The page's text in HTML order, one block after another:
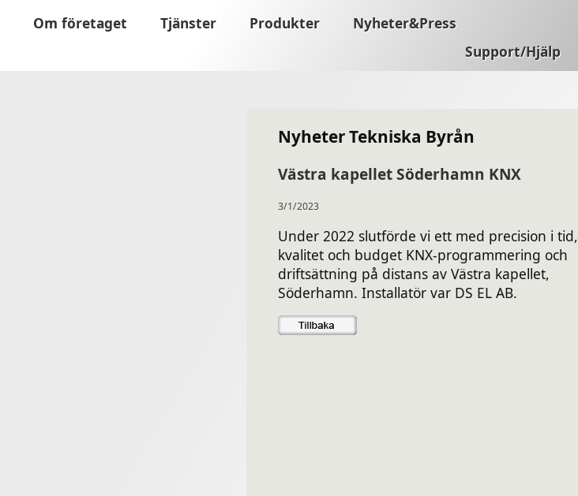
Om företaget Tjänster Produkter
Nyheter&Press
Support/Hjälp
Nyheter Tekniska Byrån
Västra kapellet Söderhamn KNX
3/1/2023
Under 2022 slutförde vi ett med precision i tid,
kvalitet och budget KNX-programmering och
driftsättning på distans av Västra kapellet,
Söderhamn. Installatör var DS EL AB.